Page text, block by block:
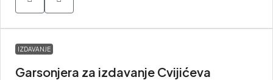
IZDAVANJE
Garsonjera za izdavanje Cvijićeva